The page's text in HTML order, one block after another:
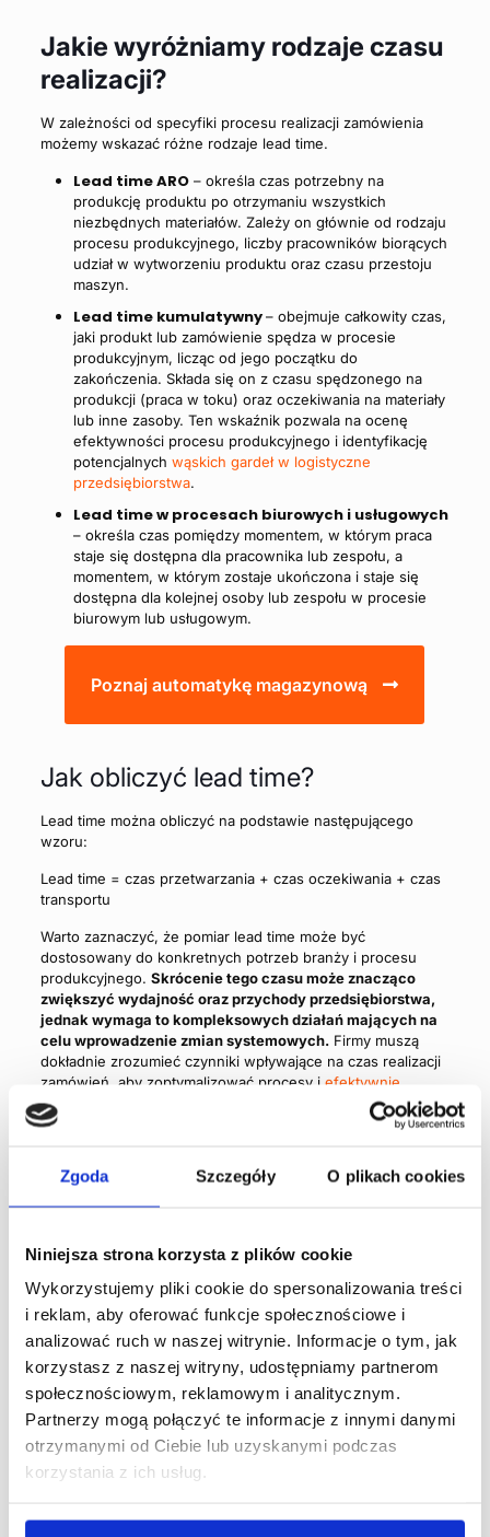
Zgoda Szczegóły O plikach cookies
Niniejsza strona korzysta z plików cookie
Wykorzystujemy pliki cookie do spersonalizowania treści
i reklam, aby oferować funkcje społecznościowe i
analizować ruch w naszej witrynie. Informacje o tym, jak
korzystasz z naszej witryny, udostępniamy partnerom
społecznościowym, reklamowym i analitycznym.
Partnerzy mogą połączyć te informacje z innymi danymi
otrzymanymi od Ciebie lub uzyskanymi podczas
korzystania z ich usług.
Jakie wyróżniamy rodzaje czasu
realizacji?
W zależności od specyfiki procesu realizacji zamówienia
możemy wskazać różne rodzaje lead time.
Lead time ARO– określa czas potrzebny na
produkcję produktu po otrzymaniu wszystkich
niezbędnych materiałów. Zależy on głównie od rodzaju
procesu produkcyjnego, liczby pracowników biorących
udział w wytworzeniu produktu oraz czasu przestoju
maszyn.
Lead time kumulatywny– obejmuje całkowity czas,
jaki produkt lub zamówienie spędza w procesie
produkcyjnym, licząc od jego początku do
zakończenia. Składa się on z czasu spędzonego na
produkcji (praca w toku) oraz oczekiwania na materiały
lub inne zasoby. Ten wskaźnik pozwala na ocenę
efektywności procesu produkcyjnego i identyfikację
potencjalnych wąskich gardeł w logistyczne
przedsiębiorstwa.
Lead time w procesach biurowych i usługowych
– określa czas pomiędzy momentem, w którym praca
staje się dostępna dla pracownika lub zespołu, a
momentem, w którym zostaje ukończona i staje się
dostępna dla kolejnej osoby lub zespołu w procesie
biurowym lub usługowym.
Poznaj automatykę magazynową
Jak obliczyć lead time?
Lead time można obliczyć na podstawie następującego
wzoru:
Lead time = czas przetwarzania + czas oczekiwania + czas
transportu
Warto zaznaczyć, że pomiar lead time może być
dostosowany do konkretnych potrzeb branży i procesu
produkcyjnego. Skrócenie tego czasu może znacząco
zwiększyć wydajność oraz przychody przedsiębiorstwa,
jednak wymaga to kompleksowych działań mających na
celu wprowadzenie zmian systemowych.Firmy muszą
dokładnie zrozumieć czynniki wpływające na czas realizacji
zamówień, aby zoptymalizować procesy i efektywnie
zarządzać swoim łańcuchem dostaw
Autor - DataConsult
kompleksowych rozwiązań
informatycznych, które
wspomagają zarządzanie logistyką
wewnętrzną przedsiębiorstw. Od 21
lat dostarczamy innowacyjne
systemy magazynowe, które
pomagają naszym Klientom
osiągnąć zamierzone korzyści i
cele biznesowe. Specjalizujemy się
w optymalizacji procesów i
przepływów logistyki wewnętrznej z
wykorzystaniem autorskich